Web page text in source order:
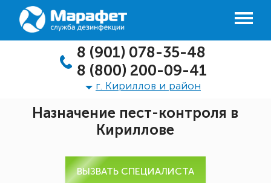
8 (901) 078-35-48
8 (800) 200-09-41
г. Кириллов и район
Назначение пест-контроля в
Кириллове
ВЫЗВАТЬ СПЕЦИАЛИСТА